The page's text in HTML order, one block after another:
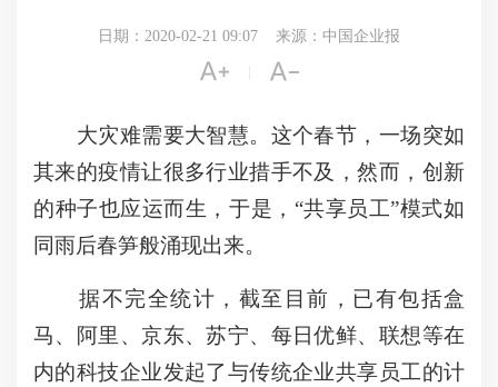
日期：2020-02-21 09:07 来源：中国企业报
 
大灾难需要大智慧。这个春节，一场突如
其来的疫情让很多行业措手不及，然而，创新
的种子也应运而生，于是，“共享员工”模式如
同雨后春笋般涌现出来。
据不完全统计，截至目前，已有包括盒
马、阿里、京东、苏宁、每日优鲜、联想等在
内的科技企业发起了与传统企业共享员工的计